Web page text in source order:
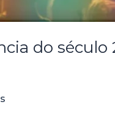
do século